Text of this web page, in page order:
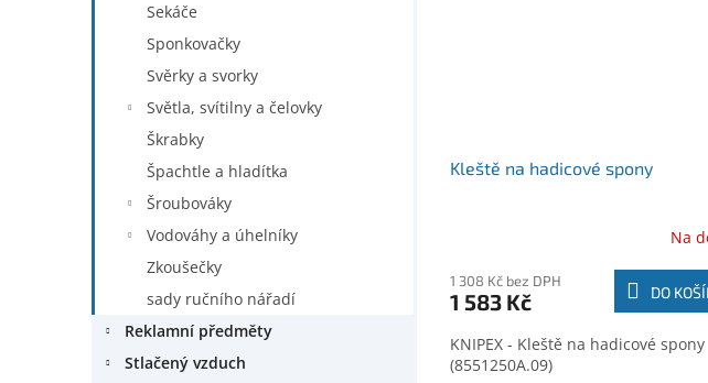
Sekáče
Sponkovačky
Svěrky a svorky
Světla, svítilny a čelovky
Škrabky
Špachtle a hladítka
Šroubováky
Vodováhy a úhelníky
Zkoušečky
sady ručního nářadí
Reklamní předměty
Stlačený vzduch
Kleště na hadicové spony
Na
1 308 Kč bez DPH
1 583 Kč DO
KNIPEX - Kleště na hadicové spony
(8551250A.09)